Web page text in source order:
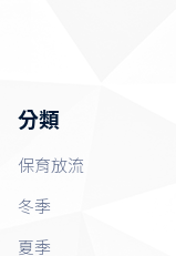
分類
保育放流
冬季
夏季